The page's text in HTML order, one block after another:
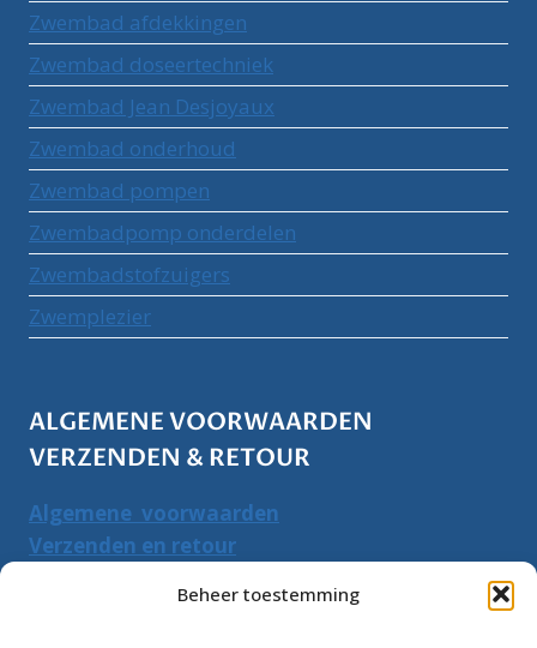
Beheer toestemming
Zwembad afdekkingen
Zwembad doseertechniek
Zwembad Jean Desjoyaux
Zwembad onderhoud
Zwembad pompen
Zwembadpomp onderdelen
Zwembadstofzuigers
Zwemplezier
ALGEMENE VOORWAARDEN
VERZENDEN & RETOUR
Algemene voorwaarden
Verzenden en retour